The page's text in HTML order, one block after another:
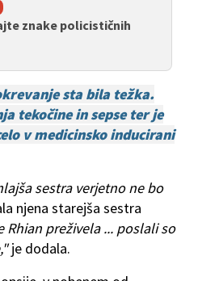
znake policističnih
sta bila težka.
tekočine in sepse ter je
v medicinsko inducirani
sestra verjetno ne bo
njena starejša sestra
Rhian preživela ... poslali so
je dodala.